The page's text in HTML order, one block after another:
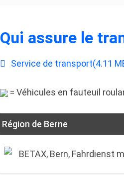
Qui assure le
pdf
Service de transport(4.11
= Véhicules en fauteuil
Région de Berne
BETAX, Bern, Fahrdienst